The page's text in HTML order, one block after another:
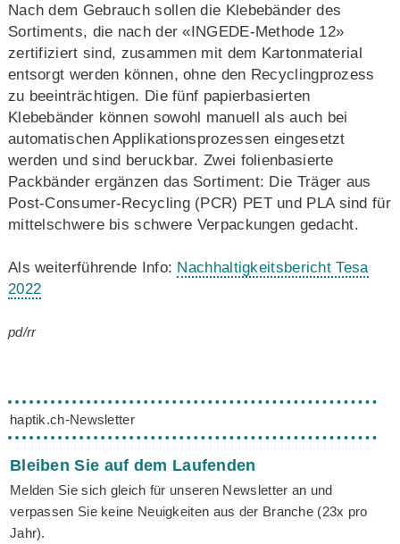
Nach dem Gebrauch sollen die Klebebänder des
Sortiments, die nach der «INGEDE-Methode 12»
zertifiziert sind, zusammen mit dem Kartonmaterial
entsorgt werden können, ohne den Recyclingprozess
zu beeinträchtigen. Die fünf papierbasierten
Klebebänder können sowohl manuell als auch bei
automatischen Applikationsprozessen eingesetzt
werden und sind beruckbar. Zwei folienbasierte
Packbänder ergänzen das Sortiment: Die Träger aus
Post-Consumer-Recycling (PCR) PET und PLA sind für
mittelschwere bis schwere Verpackungen gedacht.
Als weiterführende Info: Nachhaltigkeitsbericht Tesa
2022
pd/rr
haptik.ch-Newsletter
Bleiben Sie auf dem Laufenden
Melden Sie sich gleich für unseren Newsletter an und
verpassen Sie keine Neuigkeiten aus der Branche (23x pro
Jahr).